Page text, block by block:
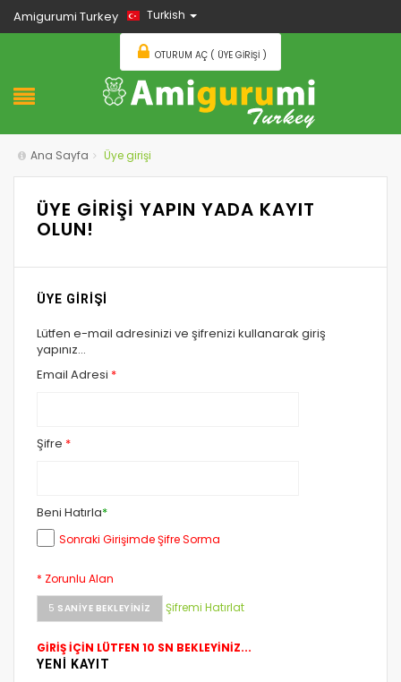
Amigurumi Turkey Turkish
OTURUM AÇ ( ÜYE GIRIŞI )
Ana Sayfa Üye girişi
ÜYE GİRİŞİ YAPIN YADA KAYIT
OLUN!
ÜYE GİRİŞİ
Lütfen e-mail adresinizi ve şifrenizi kullanarak giriş
yapınız...
Email Adresi *
Şifre *
Beni Hatırla*
Sonraki Girişimde Şifre Sorma
* Zorunlu Alan
5 SANIYE BEKLEYINIZ Şifremi Hatırlat
GİRİŞ İÇİN LÜTFEN 10 SN BEKLEYİNİZ...
YENİ KAYIT